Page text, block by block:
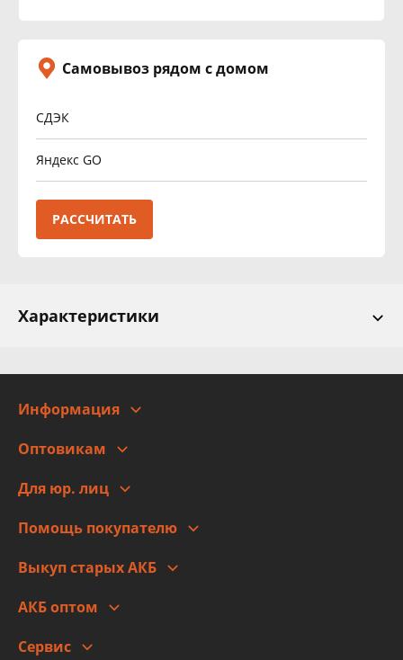
Самовывоз рядом с домом
СДЭК
Яндекс GO
РАССЧИТАТЬ
Характеристики
Информация
Адреса
Новости
Правовая информация
Оптовикам
Для юр. лиц
Помощь покупателю
Оплата
Гарантии и возврат
Выкуп старых АКБ
АКБ оптом
Сервис